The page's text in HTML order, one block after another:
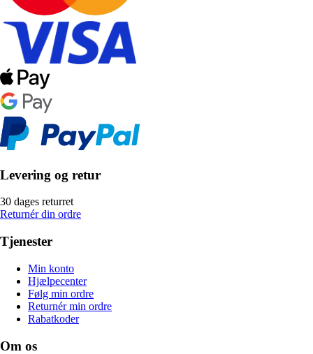
Levering og retur
30 dages returret
Returnér din ordre
Tjenester
Min konto
Hjælpecenter
Følg min ordre
Returnér min ordre
Rabatkoder
Om os